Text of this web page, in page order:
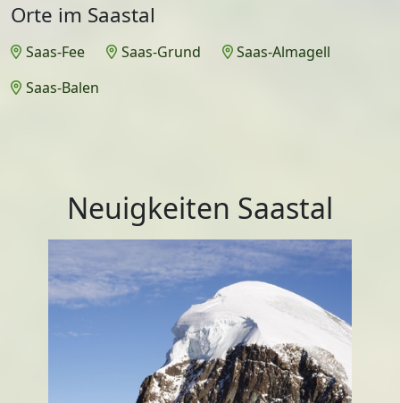
Orte im Saastal
Saas-Fee Saas-Grund
Saas-Almagell
Saas-Balen
Neuigkeiten Saastal